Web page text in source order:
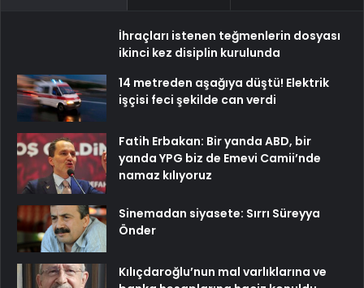
İhraçları istenen teğmenlerin dosyası
ikinci kez disiplin kurulunda
14 metreden aşağıya düştü! Elektrik
işçisi feci şekilde can verdi
Fatih Erbakan: Bir yanda ABD, bir
yanda YPG biz de Emevi Camii’nde
namaz kılıyoruz
Sinemadan siyasete: Sırrı Süreyya
Önder
Kılıçdaroğlu’nun mal varlıklarına ve